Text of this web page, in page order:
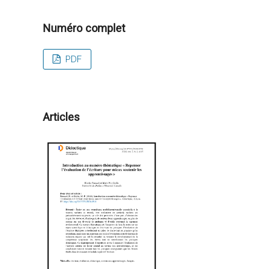
Numéro complet
PDF
Articles